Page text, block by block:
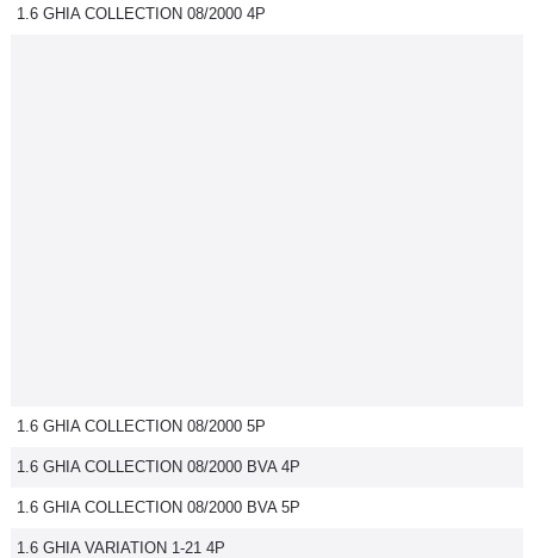
1.6 GHIA COLLECTION 08/2000 4P
1.6 GHIA COLLECTION 08/2000 5P
1.6 GHIA COLLECTION 08/2000 BVA 4P
1.6 GHIA COLLECTION 08/2000 BVA 5P
1.6 GHIA VARIATION 1-21 4P